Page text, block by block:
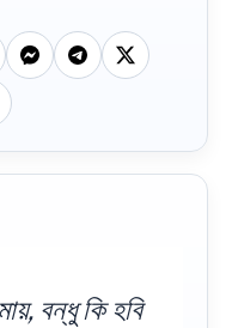
বন্ধু কি হবি